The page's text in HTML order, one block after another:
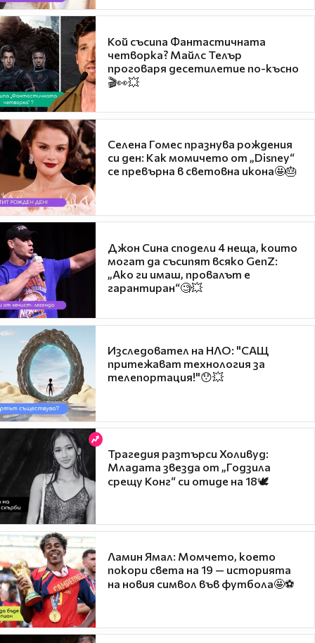
Кой съсипа Фантастичната
четворка? Майлс Телър
проговаря десетилетие по-късно
🎬👀💥
Селена Гомес празнува рождения
си ден: Как момичето от „Disney“
се превърна в световна икона🤩🎂
Джон Сина сподели 4 неща, които
могат да съсипят всяко GenZ:
„Ако ги имаш, провалът е
гарантиран“🧐💥
Изследовател на НЛО: "САЩ
притежават технология за
телепортация!"😯💥
Трагедия разтърси Холивуд:
Младата звезда от „Годзила
срещу Конг“ си отиде на 18🕊️
Ламин Ямал: Момчето, което
покори света на 19 — историята
на новия символ във футбола🤩⚽